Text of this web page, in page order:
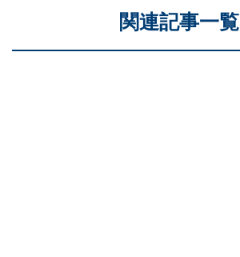
関連記事一覧